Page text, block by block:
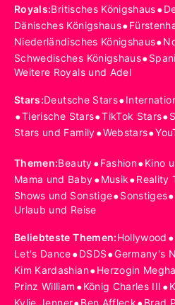
Royals:Britisches Königshaus•
Dänisches Königshaus•
Niederländisches Königshaus•
Schwedisches Königshaus•
Weitere Royals und Adel
Stars:Deutsche Stars•
•Tierische Stars•TikTok Stars•
Stars und Family•Webstars•
Themen:Beauty•Fashion•Kino
Mama und Baby•Musik•Reality
Shows und Sonstige•Sonstiges•
Urlaub und Reise
Beliebteste Themen:Hollywood •
Let's Dance•DSDS•Germany's
Kim Kardashian•Herzogin
Prinz William •König Charles III •
Kylie Jenner Ben Affleck Brad